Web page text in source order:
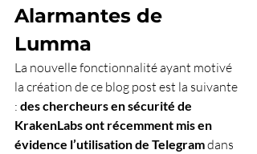
Alarmantes de
Lumma
La nouvelle fonctionnalité ayant motivé
la création de ce blog post est la suivante
: des chercheurs en sécurité de
KrakenLabs ont récemment mis en
évidence l’utilisation de Telegram dans